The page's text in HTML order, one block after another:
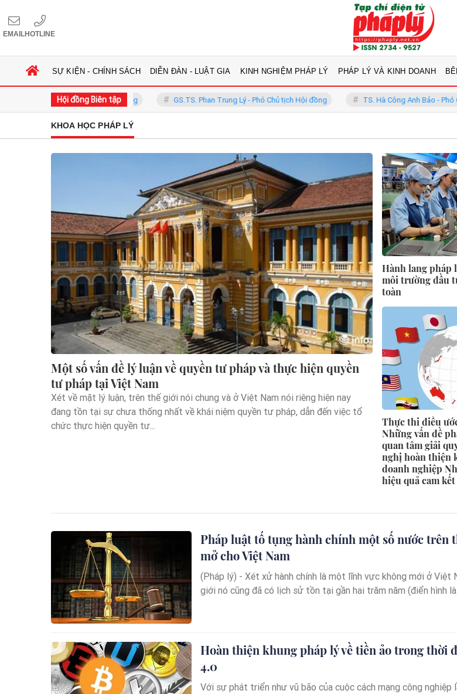
EMAILHOTLINE
SỰ KIỆN - CHÍNH SÁCH DIỄN ĐÀN - LUẬT GIA KINH NGHIỆM PHÁP LÝ PHÁP LÝ VÀ KINH DOANH
Hội đồng Biên tập
Công Phàn - Chủ tịch Hội đồng GS.TS. Phan Trung Lý - Phó Chủ tịch Hội đồng TS. Hà Công Anh Bảo - Phó Chủ
KHOA HỌC PHÁP LÝ
Một số vấn đề lý luận về quyền tư pháp và thực hiện quyền
tư pháp tại Việt Nam
Xét về mặt lý luận, trên thế giới nói chung và ở Việt Nam nói riêng hiện nay
đang tồn tại sự chưa thống nhất về khái niệm quyền tư pháp, dẫn đến việc tổ
chức thực hiện quyền tư...
Hành lang pháp
môi trường đầu
toàn
Thực thi điều
Những vấn đề
quan tâm giải
nghị hoàn thiện
doanh nghiệp
hiệu quả cam
Pháp luật tố tụng hành chính một số nước trên
mở cho Việt Nam
(Pháp lý) - Xét xử hành chính là một lĩnh vực không mới ở Việt Nam
giới nó cũng đã có lịch sử tồn tại gần hai trăm năm (điển hình
Hoàn thiện khung pháp lý về tiền ảo trong thời
4.0
Với sự phát triển như vũ bão của cuộc cách mạng công nghiệp